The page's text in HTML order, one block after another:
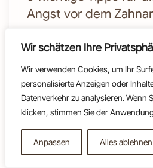
Wir schätzen Ihre
Wir verwenden Cookies, um Ihr
personalisierte Anzeigen oder
Datenverkehr zu analysieren. Wenn
klicken, stimmen Sie der
Anpassen Alles ablehnen
Angst vor dem
5 wichtige Tipps für
Zahnarzt haben Termin
kennen das Gefühl: Allein der
Zahnarztbesuch löst
richtigen Herangehensweise
deutlich reduziert werden.
Tipps für diejenigen, die
haben, um den nächsten
Termin